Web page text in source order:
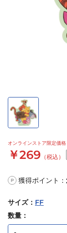
オンラインストア限定価格
￥269 （税込）
P 獲得ポイント：
サイズ： FF
数量：